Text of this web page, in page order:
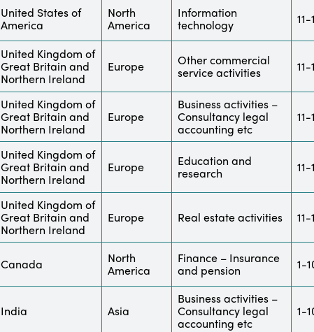
United States of
America
North
America
Information
technology
United Kingdom of
Great Britain and
Northern Ireland
Europe
Other commercial
service activities
United Kingdom of
Great Britain and
Northern Ireland
Europe
Business activities –
Consultancy legal
accounting etc
United Kingdom of
Great Britain and
Northern Ireland
Europe
Education and
research
United Kingdom of
Great Britain and
Northern Ireland
Europe Real estate activities
Canada
North
America
Finance – Insurance
and pension
1-
India Asia
Business activities –
Consultancy legal
accounting etc
1-